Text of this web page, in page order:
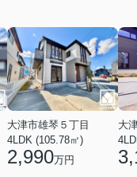
大津市雄琴５丁目
4LDK (105.78㎡)
2,990万円
大